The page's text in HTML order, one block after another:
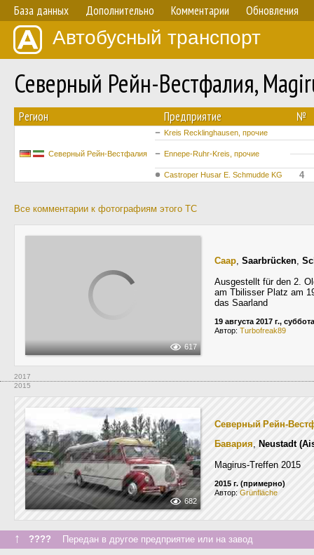
База данных Дополнительно Комментарии Обновления
Автобусный транспорт
Северный Рейн-Вестфалия,
Регион Предприятие №
Северный Рейн-Вестфалия
Kreis Recklinghausen, прочие
Ennepe-Ruhr-Kreis, прочие
Castroper Husar E. Schmudde KG 4
Все комментарии к фотографиям этого ТС
617
Саар, Saarbrücken,
Ausgestellt für den 2.
am Tbilisser Platz am
das Saarland
19 августа 2017 г., суббота
Автор: Turbofreak89
2017
2015
682
Северный Рейн-
Бавария, Neustadt
Magirus-Treffen 2015
2015 г. (примерно)
Автор: Grünfläche
↑ ???? Передан в другое предприятие или на завод